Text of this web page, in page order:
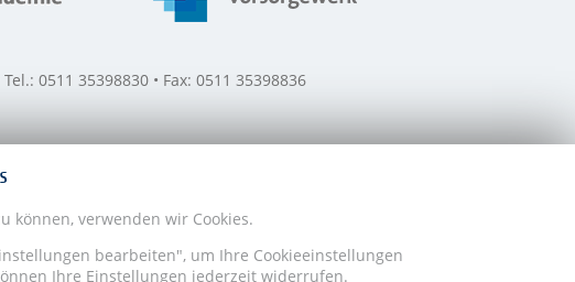
0511 35398830 • Fax: 0511 35398836
können, verwenden wir Cookies.
bearbeiten", um Ihre Cookieeinstellungen
Ihre Einstellungen jederzeit widerrufen.